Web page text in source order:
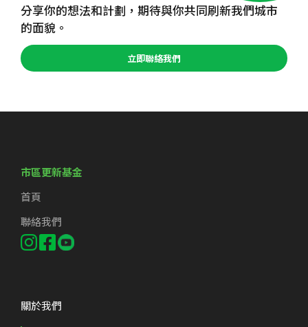
分享你的想法和計劃，期待與你共同刷新我們城市
的面貌。
立即聯絡我們
市區更新基金
首頁
聯絡我們
關於我們